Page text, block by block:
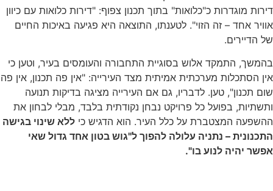
דירות מוגדרות כ"כלואות" בתוך תכנון צפוף: "דירות כלואות עם כיוון
אוויר אחד – זה הזוי". לטענתו, התוצאה היא פגיעה באיכות החיים
של הדיירים.
בהמשך, התמקד אלוש בסוגיית התחבורה והעומסים בעיר, וטען כי
אין הסתכלות מערכתית אמיתית מצד העירייה: "אין פה תכנון, אין פה
שום תכנון", טען. לדבריו, גם אם העירייה מציגה בדיקות תנועה
ותשתיות, בפועל כל פרויקט נבחן נקודתית בלבד, מבלי לבחון את
ההשפעה המצטברת על כלל העיר. הוא הדגיש כי ללא שינוי בגישה
התכנונית – נתניה עלולה להפוך ל"גוש בטון אחד גדול שאי
אפשר יהיה לנוע בו".